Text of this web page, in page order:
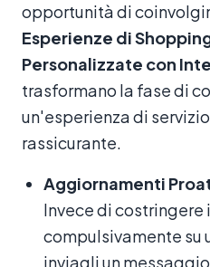
opportunità di
Esperienze di
Personalizzate con
trasformano la fase di
un'esperienza di
rassicurante.
Aggiornamenti
Invece di
compulsivamente su
inviagli un